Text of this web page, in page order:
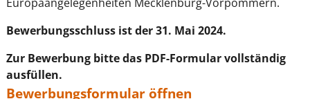
Bewerbungsschluss ist der 31. Mai 2024.
Zur Bewerbung bitte das PDF-Formular vollständig
ausfüllen.
Bewerbungsformular öffnen